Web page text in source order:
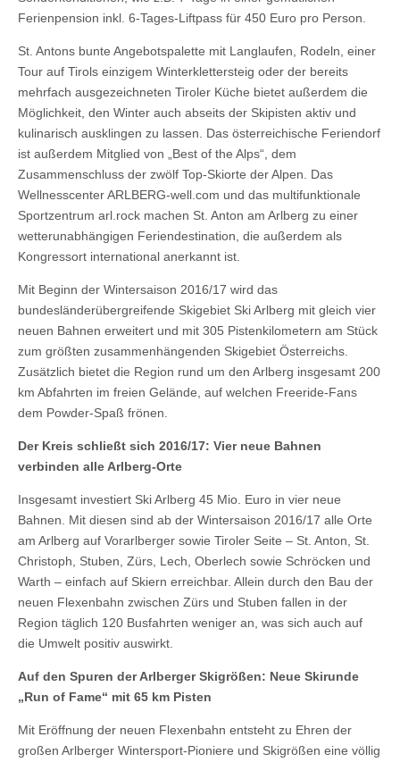
Ferienpension inkl. 6-Tages-Liftpass für 450 Euro pro Person.
St. Antons bunte Angebotspalette mit Langlaufen, Rodeln, einer
Tour auf Tirols einzigem Winterklettersteig oder der bereits
mehrfach ausgezeichneten Tiroler Küche bietet außerdem die
Möglichkeit, den Winter auch abseits der Skipisten aktiv und
kulinarisch ausklingen zu lassen. Das österreichische Feriendorf
ist außerdem Mitglied von „Best of the Alps“, dem
Zusammenschluss der zwölf Top-Skiorte der Alpen. Das
Wellnesscenter ARLBERG-well.com und das multifunktionale
Sportzentrum arl.rock machen St. Anton am Arlberg zu einer
wetterunabhängigen Feriendestination, die außerdem als
Kongressort international anerkannt ist.
Mit Beginn der Wintersaison 2016/17 wird das
bundesländerübergreifende Skigebiet Ski Arlberg mit gleich vier
neuen Bahnen erweitert und mit 305 Pistenkilometern am Stück
zum größten zusammenhängenden Skigebiet Österreichs.
Zusätzlich bietet die Region rund um den Arlberg insgesamt 200
km Abfahrten im freien Gelände, auf welchen Freeride-Fans
dem Powder-Spaß frönen.
Der Kreis schließt sich 2016/17: Vier neue Bahnen
verbinden alle Arlberg-Orte
Insgesamt investiert Ski Arlberg 45 Mio. Euro in vier neue
Bahnen. Mit diesen sind ab der Wintersaison 2016/17 alle Orte
am Arlberg auf Vorarlberger sowie Tiroler Seite – St. Anton, St.
Christoph, Stuben, Zürs, Lech, Oberlech sowie Schröcken und
Warth – einfach auf Skiern erreichbar. Allein durch den Bau der
neuen Flexenbahn zwischen Zürs und Stuben fallen in der
Region täglich 120 Busfahrten weniger an, was sich auch auf
die Umwelt positiv auswirkt.
Auf den Spuren der Arlberger Skigrößen: Neue Skirunde
„Run of Fame“ mit 65 km Pisten
Mit Eröffnung der neuen Flexenbahn entsteht zu Ehren der
großen Arlberger Wintersport-Pioniere und Skigrößen eine völlig